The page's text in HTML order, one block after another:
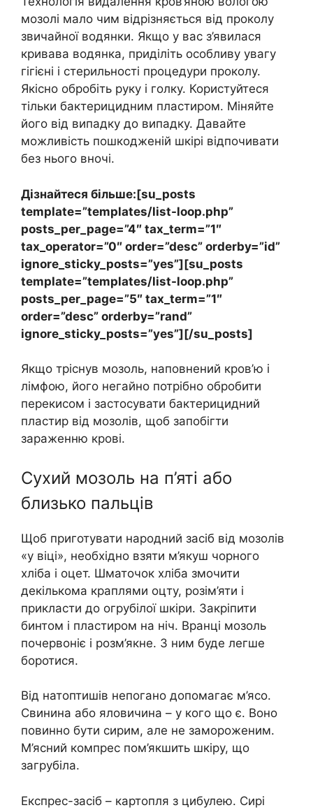
мозолі мало чим відрізняється від проколу
звичайної водянки. Якщо у вас з’явилася
кривава водянка, приділіть особливу увагу
гігієні і стерильності процедури проколу.
Якісно обробіть руку і голку. Користуйтеся
тільки бактерицидним пластиром. Міняйте
його від випадку до випадку. Давайте
можливість пошкодженій шкірі відпочивати
без нього вночі.
Дізнайтеся більше:[su_posts
template=”templates/list-loop.php”
posts_per_page=”4″ tax_term=”1″
tax_operator=”0″ order=”desc” orderby=”id”
ignore_sticky_posts=”yes”][su_posts
template=”templates/list-loop.php”
posts_per_page=”5″ tax_term=”1″
order=”desc” orderby=”rand”
ignore_sticky_posts=”yes”][/su_posts]
Якщо тріснув мозоль, наповнений кров’ю і
лімфою, його негайно потрібно обробити
перекисом і застосувати бактерицидний
пластир від мозолів, щоб запобігти
зараженню крові.
Сухий мозоль на п’яті або
близько пальців
Щоб приготувати народний засіб від мозолів
«у віці», необхідно взяти м’якуш чорного
хліба і оцет. Шматочок хліба змочити
декількома краплями оцту, розім’яти і
прикласти до огрубілої шкіри. Закріпити
бинтом і пластиром на ніч. Вранці мозоль
почервоніє і розм’якне. З ним буде легше
боротися.
Від натоптишів непогано допомагає м’ясо.
Свинина або яловичина – у кого що є. Воно
повинно бути сирим, але не замороженим.
М’ясний компрес пом’якшить шкіру, що
загрубіла.
Експрес-засіб – картопля з цибулею. Сирі